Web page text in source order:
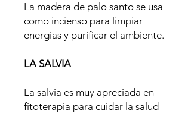
La madera de palo santo se usa
como incienso para limpiar
energías y purificar el ambiente.
LA SALVIA
La salvia es muy apreciada en
fitoterapia para cuidar la salud